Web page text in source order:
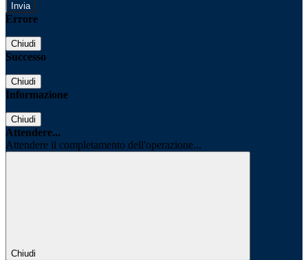
Errore
Chiudi
Successo
Chiudi
Informazione
Chiudi
Attendere...
Attendere il completamento dell'operazione...
Chiudi